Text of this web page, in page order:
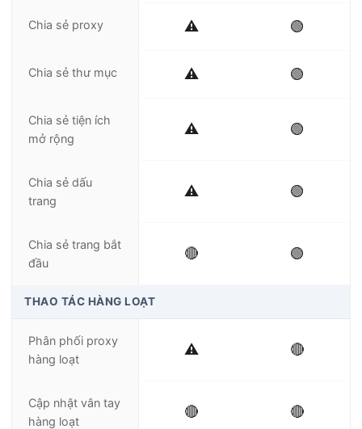
Chia sẻ proxy ⚠️ 🟢
Chia sẻ thư mục ⚠️ 🟢
Chia sẻ tiện ích
mở rộng
⚠️ 🟢
Chia sẻ dấu
trang
⚠️ 🟢
Chia sẻ trang bắt
đầu
🔴 🟢
THAO TÁC HÀNG LOẠT
Phân phối proxy
hàng loạt
⚠️ 🔴
Cập nhật vân tay
hàng loạt
🔴 🔴